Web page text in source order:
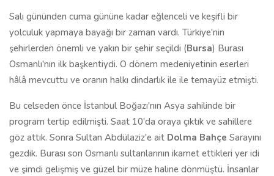
Salı gününden cuma gününe kadar eğlenceli ve keşifli bir
yolculuk yapmaya bayağı bir zaman vardı. Türkiye'nin
şehirlerden önemli ve yakın bir şehir seçildi (Bursa) Burası
Osmanlı'nın ilk başkentiydi. O dönem medeniyetinin eserleri
hâlâ mevcuttu ve oranın halkı dindarlık ile ile temayüz etmişti.
Bu celseden önce İstanbul Boğazı'nın Asya sahilinde bir
program tertip edilmişti. Saat 10'da oraya çıktık ve sahillere
göz attık. Sonra Sultan Abdülaziz'e ait Dolma Bahçe Sarayını
gezdik. Burası son Osmanlı sultanlarının ikamet ettikleri yer idi
ve şimdi gelişmiş ve güzel bir müze haline dönmüştü. İnsanlar